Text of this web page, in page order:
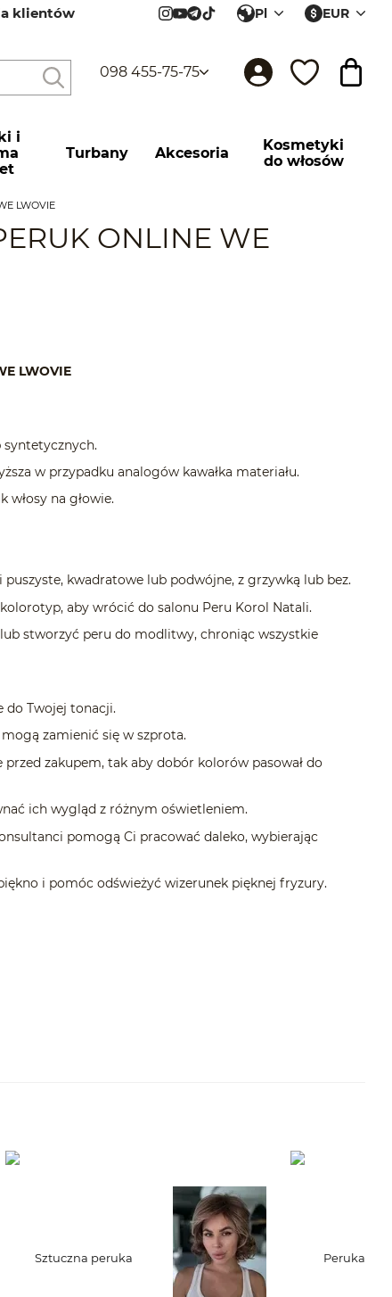
klientów
Pl EUR
098 455-75-75
і
Turbany Akcesoria
Kosmetyki
do włosów
LWOVIE
ONLINE WE
LWOVIE
w przypadku analogów kawałka materiału.
na głowie.
kwadratowe lub podwójne, z grzywką lub bez.
aby wrócić do salonu Peru Korol Natali.
stworzyć peru do modlitwy, chroniąc wszystkie
Twojej tonacji.
zamienić się w szprota.
zakupem, tak aby dobór kolorów pasował do
ich wygląd z różnym oświetleniem.
pomogą Ci pracować daleko, wybierając
i pomóc odświeżyć wizerunek pięknej fryzury.